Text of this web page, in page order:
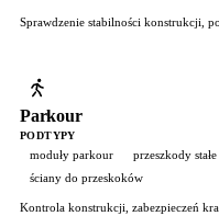
Sprawdzenie stabilności konstrukcji,
Parkour
PODTYPY
moduły parkour przeszkody stałe
ściany do przeskoków
Kontrola konstrukcji, zabezpieczeń